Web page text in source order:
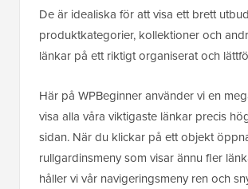
De är idealiska för att visa ett brett
produktkategorier, kollektioner och
länkar på ett riktigt organiserat och
Här på WPBeginner använder vi en
visa alla våra viktigaste länkar precis
sidan. När du klickar på ett objekt
rullgardinsmeny som visar ännu fler
håller vi vår navigeringsmeny ren och